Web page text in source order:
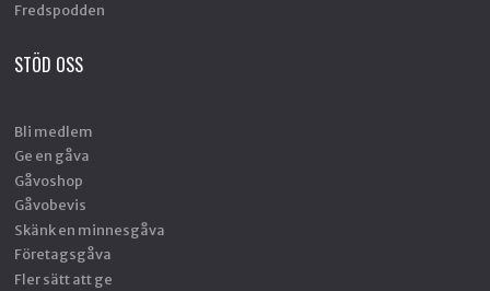
Fredspodden
STÖD OSS
Bli medlem
Ge en gåva
Gåvoshop
Gåvobevis
Skänk en minnesgåva
Företagsgåva
Fler sätt att ge